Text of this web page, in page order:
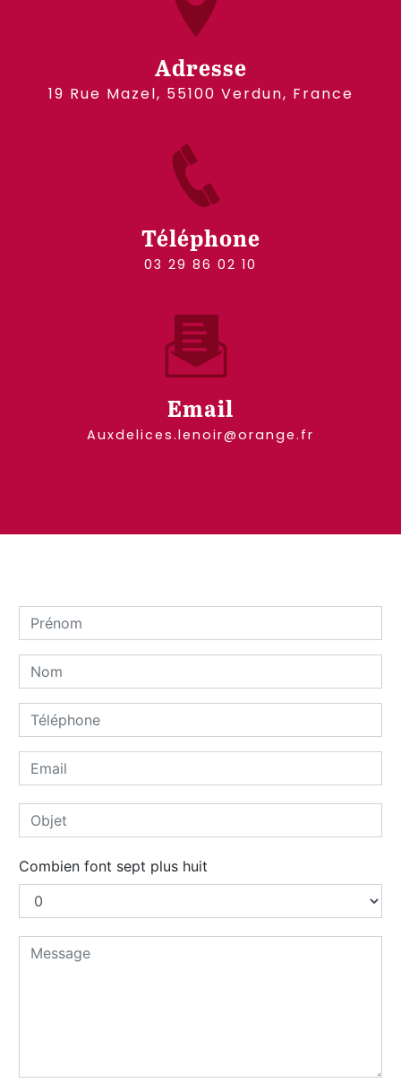
Adresse
19 Rue Mazel, 55100 Verdun, France
Téléphone
03 29 86 02 10
Email
auxdelices.lenoir@orange.fr
Combien font sept plus huit